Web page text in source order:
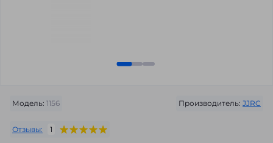
Модель: 1156 Производитель: JJRC
Отзывы: 1